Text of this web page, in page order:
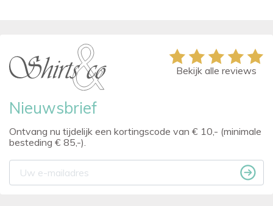
Nieuwsbrief
Ontvang nu tijdelijk een kortingscode van € 10,- (minimale
besteding € 85,-).
Bekijk alle reviews